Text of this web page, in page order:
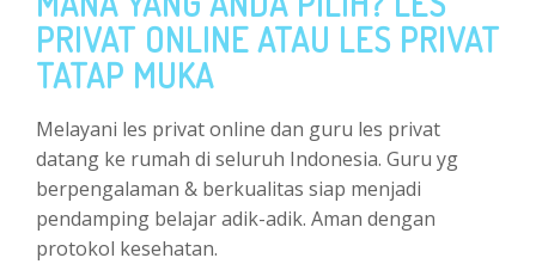
PRIVAT ONLINE ATAU LES PRIVAT
TATAP MUKA
Melayani les privat online dan guru les privat
datang ke rumah di seluruh Indonesia. Guru yg
berpengalaman & berkualitas siap menjadi
pendamping belajar adik-adik. Aman dengan
protokol kesehatan.